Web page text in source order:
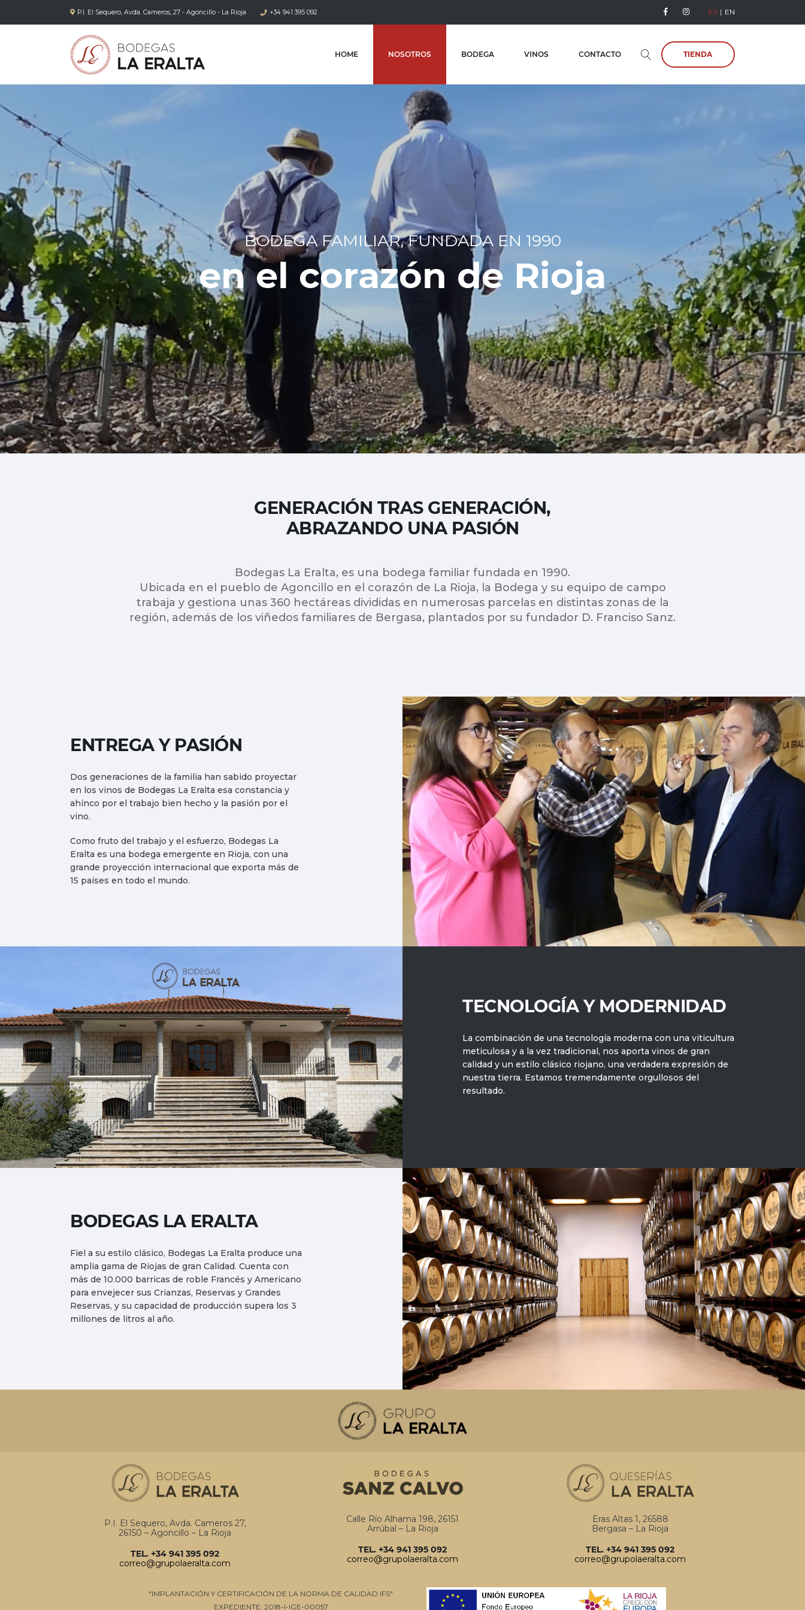
P.I. El Sequero, Avda. Cameros, 27 - Agoncillo - La Rioja +34 941 395 092 ES EN
HOME NOSOTROS BODEGA VINOS CONTACTO TIENDA
BODEGA FAMILIAR, FUNDADA EN 1990
en el corazón de Rioja
GENERACIÓN TRAS GENERACIÓN,
ABRAZANDO UNA PASIÓN
Bodegas La Eralta, es una bodega familiar fundada en 1990.
Ubicada en el pueblo de Agoncillo en el corazón de La Rioja, la Bodega y su equipo de campo
trabaja y gestiona unas 360 hectáreas divididas en numerosas parcelas en distintas zonas de la
región, además de los viñedos familiares de Bergasa, plantados por su fundador D. Franciso Sanz.
ENTREGA Y PASIÓN
Dos generaciones de la familia han sabido proyectar
en los vinos de Bodegas La Eralta esa constancia y
ahínco por el trabajo bien hecho y la pasión por el
vino.
Como fruto del trabajo y el esfuerzo, Bodegas La
Eralta es una bodega emergente en Rioja, con una
grande proyección internacional que exporta más de
15 países en todo el mundo.
TECNOLOGÍA Y MODERNIDAD
La combinación de una tecnología moderna con una viticultura
meticulosa y a la vez tradicional, nos aporta vinos de gran
calidad y un estilo clásico riojano, una verdadera expresión de
nuestra tierra. Estamos tremendamente orgullosos del
resultado.
BODEGAS LA ERALTA
Fiel a su estilo clásico, Bodegas La Eralta produce una
amplia gama de Riojas de gran Calidad. Cuenta con
más de 10.000 barricas de roble Francés y Americano
para envejecer sus Crianzas, Reservas y Grandes
Reservas, y su capacidad de producción supera los 3
millones de litros al año.
P.I. El Sequero, Avda. Cameros 27,
26150 – Agoncillo – La Rioja
TEL. +34 941 395 092
correo@grupolaeralta.com
Calle Río Alhama 198, 26151
Arrúbal – La Rioja
TEL. +34 941 395 092
correo@grupolaeralta.com
Eras Altas 1, 26588
Bergasa – La Rioja
TEL. +34 941 395 092
correo@grupolaeralta.com
"IMPLANTACIÓN Y CERTIFICACIÓN DE LA NORMA DE CALIDAD IFS"
EXPEDIENTE: 2018-I-IGE-00057